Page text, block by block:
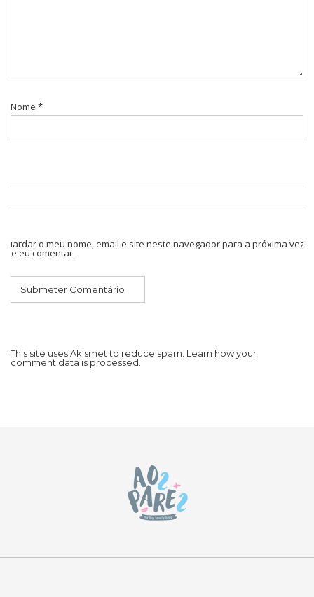
Nome *
Guardar o meu nome, email e site neste navegador para a próxima vez
que eu comentar.
This site uses Akismet to reduce spam. Learn how your
comment data is processed.